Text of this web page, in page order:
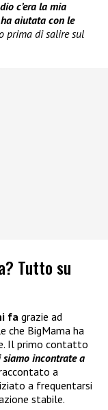
c’era la mia
aiutata con le
prima di salire sul
Tutto su
fa grazie ad
che BigMama ha
Il primo contatto
siamo incontrate a
a
a frequentarsi
stabile.